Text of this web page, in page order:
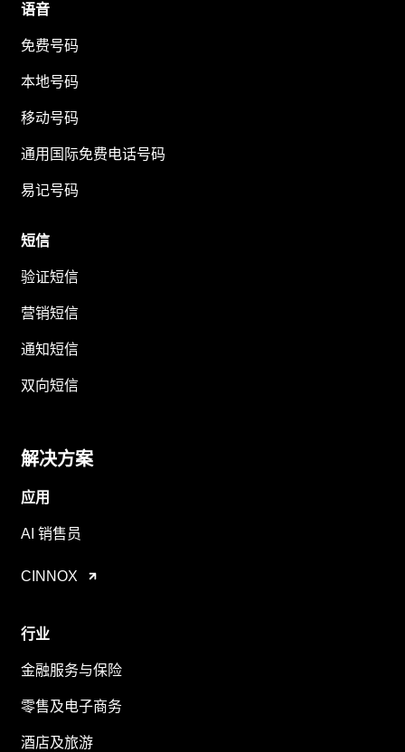
语音
免费号码
本地号码
移动号码
通用国际免费电话号码
易记号码
短信
验证短信
营销短信
通知短信
双向短信
解决方案
应用
AI 销售员
CINNOX
行业
金融服务与保险
零售及电子商务
酒店及旅游